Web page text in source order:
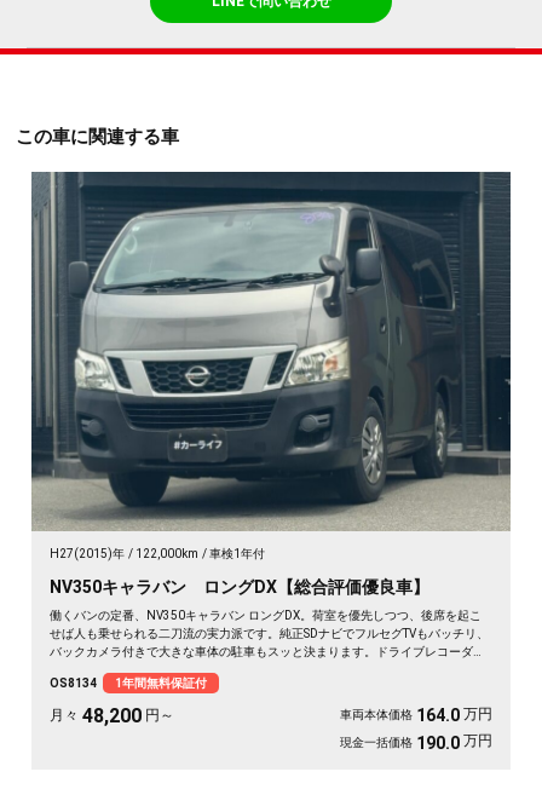
この車に関連する車
H27(2015)年 122,000km 車検1年付
NV350キャラバン ロングDX【総合評価優良車】
働くバンの定番、NV350キャラバン ロングDX。荷室を優先しつつ、後席を起こ
せば人も乗せられる二刀流の実力派です。純正SDナビでフルセグTVもバッチリ、
バックカメラ付きで大きな車体の駐車もスッと決まります。ドライブレコーダー
楽々。仕事道具を満載して現場へ、休日は趣味の遠出へ。使い方は自由自在。ま
ずはこの走りやすさを体感してください《1年保証付》🚗✨💫👍🎵
OS8134 1年間無料保証付
月々 48,200 円～ 車両本体価格 164.0 万円
現金一括価格 190.0 万円